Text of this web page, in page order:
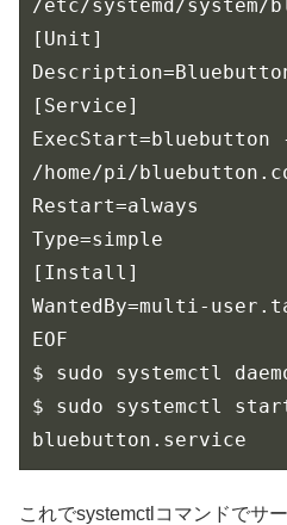
/etc/systemd/system/
[Unit]
[Service]
ExecStart=bluebutton
/home/pi/
Restart=always
Type=simple
[Install]
WantedBy=multi-
EOF
$ sudo systemctl
$ sudo systemctl
bluebutton.service
これでsystemctlコマンドでサ